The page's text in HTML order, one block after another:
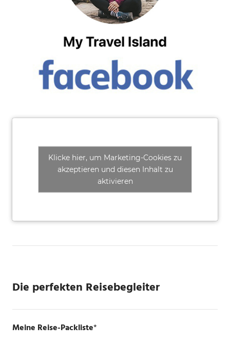
Klicke hier, um Marketing-Cookies zu
akzeptieren und diesen Inhalt zu
aktivieren
Die perfekten Reisebegleiter
Meine Reise-Packliste*